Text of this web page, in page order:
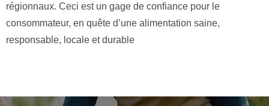
régionnaux. Ceci est un gage de confiance pour le
consommateur, en quête d’une alimentation saine,
responsable, locale et durable